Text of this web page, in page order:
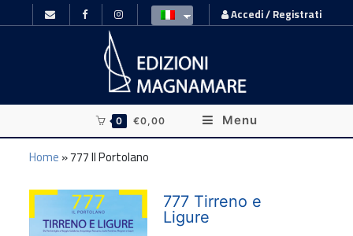
Accedi / Registrati
0 €0,00 Menu
Home»777 Il Portolano
777 Tirreno e
Ligure